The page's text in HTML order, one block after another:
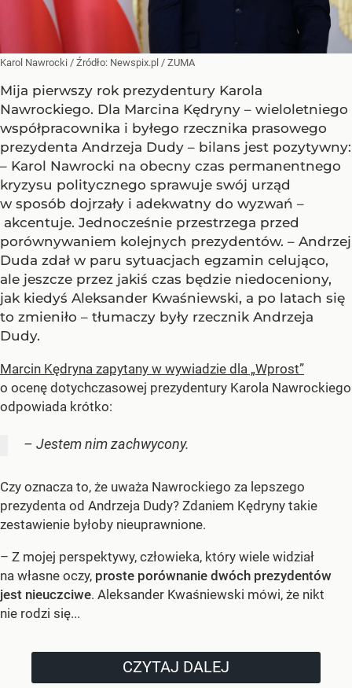
Karol Nawrocki / Źródło: Newspix.pl / ZUMA
Mija pierwszy rok prezydentury Karola
Nawrockiego. Dla Marcina Kędryny – wieloletniego
współpracownika i byłego rzecznika prasowego
prezydenta Andrzeja Dudy – bilans jest pozytywny:
– Karol Nawrocki na obecny czas permanentnego
kryzysu politycznego sprawuje swój urząd
w sposób dojrzały i adekwatny do wyzwań –
akcentuje. Jednocześnie przestrzega przed
porównywaniem kolejnych prezydentów. – Andrzej
Duda zdał w paru sytuacjach egzamin celująco,
ale jeszcze przez jakiś czas będzie niedoceniony,
jak kiedyś Aleksander Kwaśniewski, a po latach się
to zmieniło – tłumaczy były rzecznik Andrzeja
Dudy.
Marcin Kędryna zapytany w wywiadzie dla „Wprost”
o ocenę dotychczasowej prezydentury Karola Nawrockiego
odpowiada krótko:
– Jestem nim zachwycony.
Czy oznacza to, że uważa Nawrockiego za lepszego
prezydenta od Andrzeja Dudy? Zdaniem Kędryny takie
zestawienie byłoby nieuprawnione.
– Z mojej perspektywy, człowieka, który wiele widział
na własne oczy, proste porównanie dwóch prezydentów
jest nieuczciwe. Aleksander Kwaśniewski mówi, że nikt
nie rodzi się...
CZYTAJ DALEJ